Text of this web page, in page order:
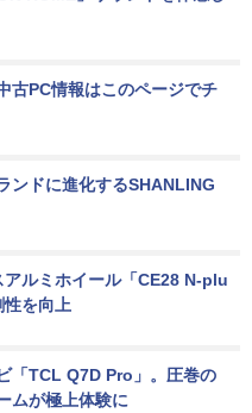
古PC情報はこのページでチ
ンドに進化するSHANLING
アルミホイール「CE28 N-plu
を向上
「TCL Q7D Pro」。圧巻の
ムが極上体験に